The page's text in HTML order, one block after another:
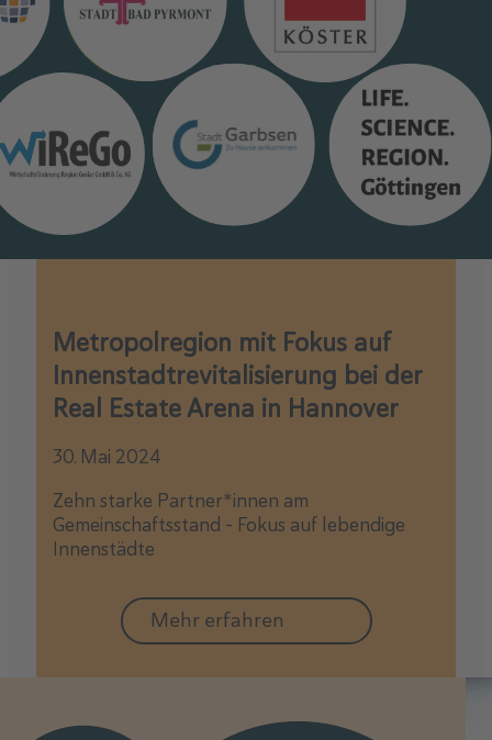
Metropolregion mit Fokus auf
Innenstadtrevitalisierung bei der
Real Estate Arena in Hannover
30. Mai 2024
Zehn starke Partner*innen am
Gemeinschaftsstand - Fokus auf lebendige
Innenstädte
Mehr erfahren